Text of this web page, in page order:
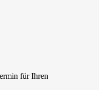
für Ihren